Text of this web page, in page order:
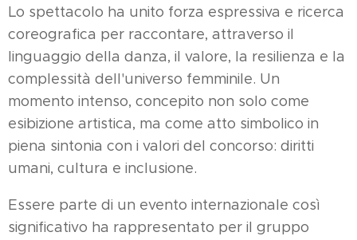
Lo spettacolo ha unito forza espressiva e ricerca
coreografica per raccontare, attraverso il
linguaggio della danza, il valore, la resilienza e la
complessità dell'universo femminile. Un
momento intenso, concepito non solo come
esibizione artistica, ma come atto simbolico in
piena sintonia con i valori del concorso: diritti
umani, cultura e inclusione.
Essere parte di un evento internazionale così
significativo ha rappresentato per il gruppo